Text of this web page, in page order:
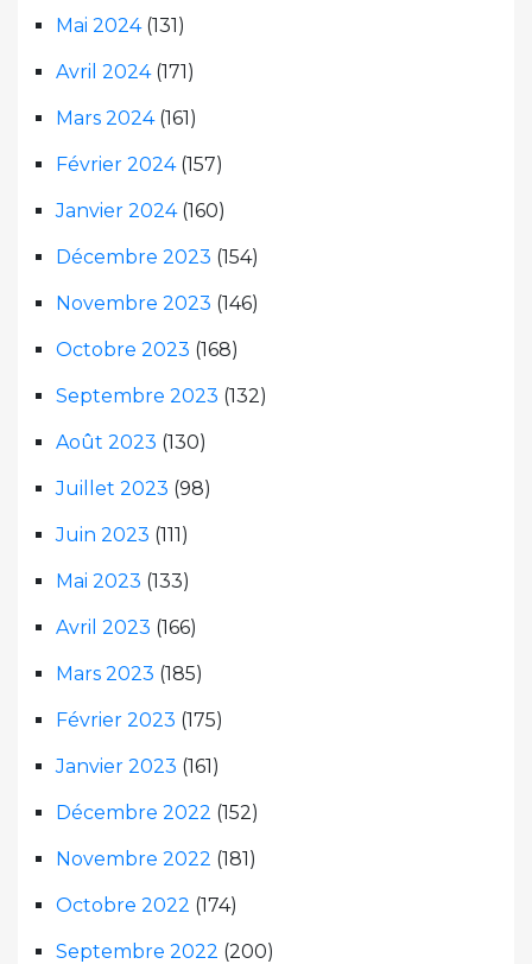
Mai 2024(131)
Avril 2024(171)
Mars 2024(161)
Février 2024(157)
Janvier 2024(160)
Décembre 2023 (154)
Novembre 2023 (146)
Octobre 2023 (168)
Septembre 2023 (132)
Août 2023 (130)
Juillet 2023 (98)
Juin 2023 (111)
Mai 2023 (133)
Avril 2023 (166)
Mars 2023 (185)
Février 2023 (175)
Janvier 2023 (161)
Décembre 2022 (152)
Novembre 2022 (181)
Octobre 2022 (174)
Septembre 2022 (200)